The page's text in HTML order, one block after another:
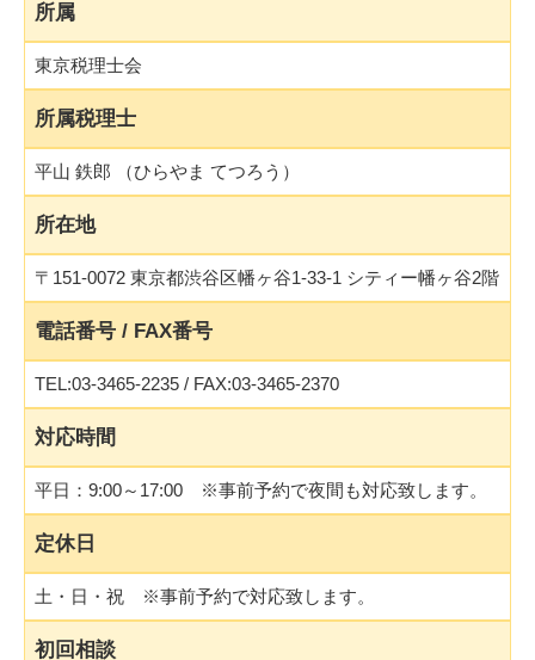
所属
東京税理士会
所属税理士
平山 鉄郎 （ひらやま てつろう）
所在地
〒151-0072 東京都渋谷区幡ヶ谷1-33-1 シティー幡ヶ谷2階
電話番号 / FAX番号
TEL:03-3465-2235 / FAX:03-3465-2370
対応時間
平日：9:00～17:00 ※事前予約で夜間も対応致します。
定休日
土・日・祝 ※事前予約で対応致します。
初回相談